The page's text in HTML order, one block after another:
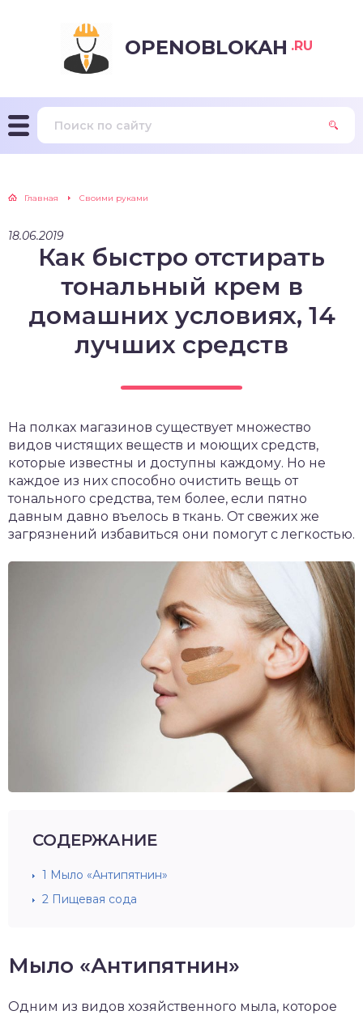
OPENOBLOKAH .RU
Главная Своими руками
18.06.2019
Как быстро отстирать
тональный крем в
домашних условиях, 14
лучших средств
На полках магазинов существует множество
видов чистящих веществ и моющих средств,
которые известны и доступны каждому. Но не
каждое из них способно очистить вещь от
тонального средства, тем более, если пятно
давным давно въелось в ткань. От свежих же
загрязнений избавиться они помогут с легкостью.
СОДЕРЖАНИЕ
1 Мыло «Антипятнин»
2 Пищевая сода
Мыло «Антипятнин»
Одним из видов хозяйственного мыла, которое